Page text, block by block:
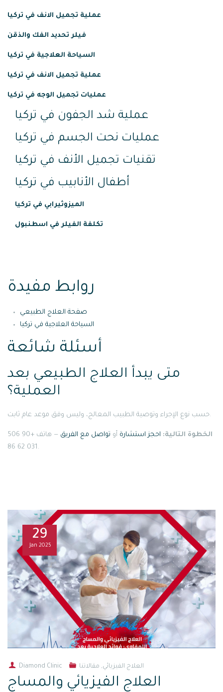
عملية تجميل الانف في تركيا
فيلر تحديد الفك والذقن
السياحة العلاجية في تركيا
عملية تجميل الانف في تركيا
عمليات تجميل الوجه في تركيا
عملية شد الجفون في تركيا
عمليات نحت الجسم في تركيا
تقنيات تجميل الأنف في تركيا
أطفال الأنابيب في تركيا
الميزوثيرابي في تركيا
تكلفة الفيلر في اسطنبول
روابط مفيدة
صفحة العلاج الطبيعي
السياحة العلاجية في تركيا
أسئلة شائعة
متى يبدأ العلاج الطبيعي بعد
العملية؟
حسب نوع الإجراء وتوصية الطبيب المعالج، وليس وفق موعد عام ثابت.
الخطوة التالية: احجز استشارة أو تواصل مع الفريق
— هاتف +90 506
031 62 86.
29
Jan 2025
Diamond Clinic العلاج الفيزيائي, مقالاتنا
العلاج الفيزيائي والمساج